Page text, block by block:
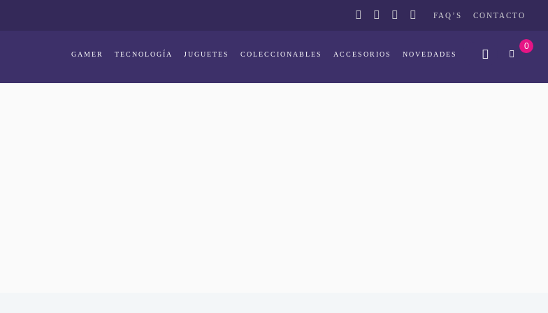
FAQ’S CONTACTO
GAMER TECNOLOGÍA JUGUETES COLECCIONABLES ACCESORIOS NOVEDADES
0